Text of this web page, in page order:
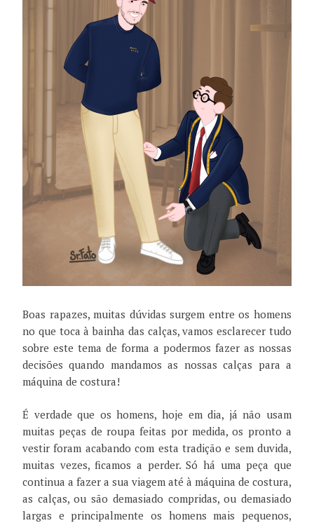
Boas rapazes, muitas dúvidas surgem entre os homens
no que toca à bainha das calças, vamos esclarecer tudo
sobre este tema de forma a podermos fazer as nossas
decisões quando mandamos as nossas calças para a
máquina de costura!
É verdade que os homens, hoje em dia, já não usam
muitas peças de roupa feitas por medida, os pronto a
vestir foram acabando com esta tradição e sem duvida,
muitas vezes, ficamos a perder. Só há uma peça que
continua a fazer a sua viagem até à máquina de costura,
as calças, ou são demasiado compridas, ou demasiado
largas e principalmente os homens mais pequenos,